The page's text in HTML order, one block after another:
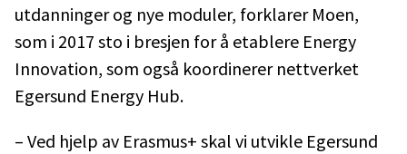
utdanninger og nye moduler, forklarer Moen,
som i 2017 sto i bresjen for å etablere Energy
Innovation, som også koordinerer nettverket
Egersund Energy Hub.
– Ved hjelp av Erasmus+ skal vi utvikle Egersund